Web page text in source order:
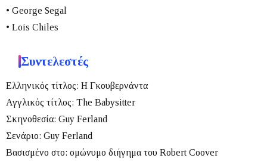
• George Segal
• Lois Chiles
Συντελεστές
Ελληνικός τίτλος: Η Γκουβερνάντα
Αγγλικός τίτλος: The Babysitter
Σκηνοθεσία: Guy Ferland
Σενάριο: Guy Ferland
Βασισμένο στο: ομώνυμο διήγημα του Robert Coover